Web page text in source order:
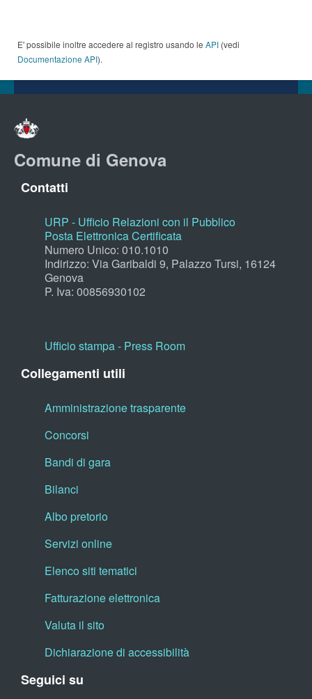
E' possibile inoltre accedere al registro usando le API (vedi
Documentazione API).
Comune di Genova
Contatti
URP - Ufficio Relazioni con il Pubblico
Posta Elettronica Certificata
Numero Unico: 010.1010
Indirizzo: Via Garibaldi 9, Palazzo Tursi, 16124
Genova
P. Iva: 00856930102
Ufficio stampa - Press Room
Collegamenti utili
Amministrazione trasparente
Concorsi
Bandi di gara
Bilanci
Albo pretorio
Servizi online
Elenco siti tematici
Fatturazione elettronica
Valuta il sito
Dichiarazione di accessibilità
Seguici su